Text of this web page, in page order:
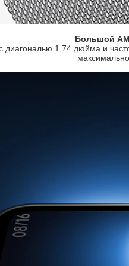
Большой
1,74 дюйма и